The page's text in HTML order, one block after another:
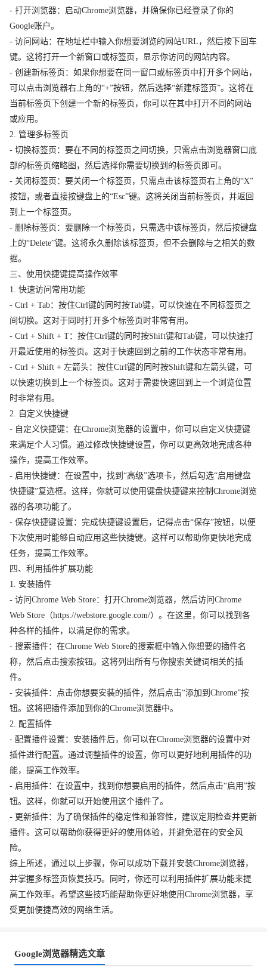
- 打开浏览器：启动Chrome浏览器，并确保你已经登录了你的
Google账户。
- 访问网站：在地址栏中输入你想要浏览的网站URL，然后按下回车
键。这将打开一个新窗口或标签页，显示你访问的网站内容。
- 创建新标签页：如果你想要在同一窗口或标签页中打开多个网站，
可以点击浏览器右上角的“+”按钮，然后选择“新建标签页”。这将在
当前标签页下创建一个新的标签页，你可以在其中打开不同的网站
或应用。
2. 管理多标签页
- 切换标签页：要在不同的标签页之间切换，只需点击浏览器窗口底
部的标签页缩略图，然后选择你需要切换到的标签页即可。
- 关闭标签页：要关闭一个标签页，只需点击该标签页右上角的“X”
按钮，或者直接按键盘上的“Esc”键。这将关闭当前标签页，并返回
到上一个标签页。
- 删除标签页：要删除一个标签页，只需选中该标签页，然后按键盘
上的“Delete”键。这将永久删除该标签页，但不会删除与之相关的数
据。
三、使用快捷键提高操作效率
1. 快速访问常用功能
- Ctrl + Tab：按住Ctrl键的同时按Tab键，可以快速在不同标签页之
间切换。这对于同时打开多个标签页时非常有用。
- Ctrl + Shift + T：按住Ctrl键的同时按Shift键和Tab键，可以快速打
开最近使用的标签页。这对于快速回到之前的工作状态非常有用。
- Ctrl + Shift + 左箭头：按住Ctrl键的同时按Shift键和左箭头键，可
以快速切换到上一个标签页。这对于需要快速回到上一个浏览位置
时非常有用。
2. 自定义快捷键
- 自定义快捷键：在Chrome浏览器的设置中，你可以自定义快捷键
来满足个人习惯。通过修改快捷键设置，你可以更高效地完成各种
操作，提高工作效率。
- 启用快捷键：在设置中，找到“高级”选项卡，然后勾选“启用键盘
快捷键”复选框。这样，你就可以使用键盘快捷键来控制Chrome浏览
器的各项功能了。
- 保存快捷键设置：完成快捷键设置后，记得点击“保存”按钮，以便
下次使用时能够自动应用这些快捷键。这样可以帮助你更快地完成
任务，提高工作效率。
四、利用插件扩展功能
1. 安装插件
- 访问Chrome Web Store：打开Chrome浏览器，然后访问Chrome
Web Store（https://webstore.google.com/）。在这里，你可以找到各
种各样的插件，以满足你的需求。
- 搜索插件：在Chrome Web Store的搜索框中输入你想要的插件名
称，然后点击搜索按钮。这将列出所有与你搜索关键词相关的插
件。
- 安装插件：点击你想要安装的插件，然后点击“添加到Chrome”按
钮。这将把插件添加到你的Chrome浏览器中。
2. 配置插件
- 配置插件设置：安装插件后，你可以在Chrome浏览器的设置中对
插件进行配置。通过调整插件的设置，你可以更好地利用插件的功
能，提高工作效率。
- 启用插件：在设置中，找到你想要启用的插件，然后点击“启用”按
钮。这样，你就可以开始使用这个插件了。
- 更新插件：为了确保插件的稳定性和兼容性，建议定期检查并更新
插件。这可以帮助你获得更好的使用体验，并避免潜在的安全风
险。
综上所述，通过以上步骤，你可以成功下载并安装Chrome浏览器，
并掌握多标签页恢复技巧。同时，你还可以利用插件扩展功能来提
高工作效率。希望这些技巧能帮助你更好地使用Chrome浏览器，享
受更加便捷高效的网络生活。
Google浏览器精选文章